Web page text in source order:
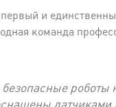
и
команда